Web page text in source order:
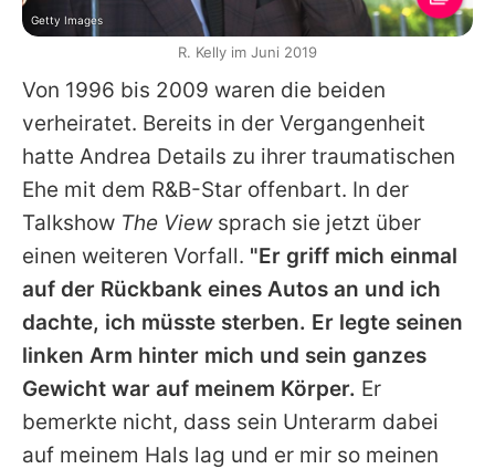
Von 1996 bis 2009 waren die beiden
verheiratet. Bereits in der Vergangenheit
hatte Andrea Details zu ihrer traumatischen
Ehe mit dem R&B-Star offenbart. In der
Talkshow The Viewsprach sie jetzt über
einen weiteren Vorfall. "Er griff mich einmal
auf der Rückbank eines Autos an und ich
dachte, ich müsste sterben. Er legte seinen
linken Arm hinter mich und sein ganzes
Gewicht war auf meinem Körper. Er
bemerkte nicht, dass sein Unterarm dabei
auf meinem Hals lag und er mir so meinen
Getty Images
R. Kelly im Juni 2019